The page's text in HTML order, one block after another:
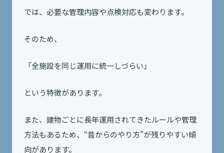
では、必要な管理内容や点検対応も変わります。
そのため、
「全施設を同じ運用に統一しづらい」
という特徴があります。
また、建物ごとに長年運用されてきたルールや管理
方法もあるため、“昔からのやり方”が残りやすい傾
向があります。